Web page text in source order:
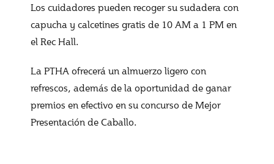
Los cuidadores pueden recoger su sudadera con
capucha y calcetines gratis de 10 AM a 1 PM en
el Rec Hall.
La PTHA ofrecerá un almuerzo ligero con
refrescos, además de la oportunidad de ganar
premios en efectivo en su concurso de Mejor
Presentación de Caballo.